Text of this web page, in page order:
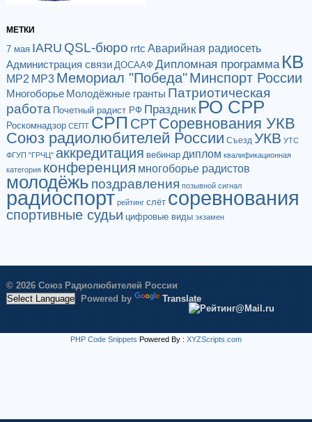
МЕТКИ
7 мая IARU QSL-бюро rrtc Аварийная радиосеть
Администрация связи ДОСААФ Дипломная программа КВ
МР2 МР3 Мемориал "Победа"Минспорт России
Многоборье Молодёжные гранты Патриотическая
работа Почетный радист РФ Праздник РО СРР
Роскомнадзор СЕПТ СРП СРТСоревнования УКВ
Союз радиолюбителей России Съезд УКВ УТС
ФГУП "ГРЧЦ" аккредитация вебинар диплом квалификационная
категория конференция многоборье радистов
молодёжь поздравления позывной сигнал
радиоспорт рейтинг слёт соревнования
спортивные судьи цифровые виды экзамен
© 2026 Союз Радиолюбителей России
Powered by
Translate
PHP Code Snippets Powered By : XYZScripts.com